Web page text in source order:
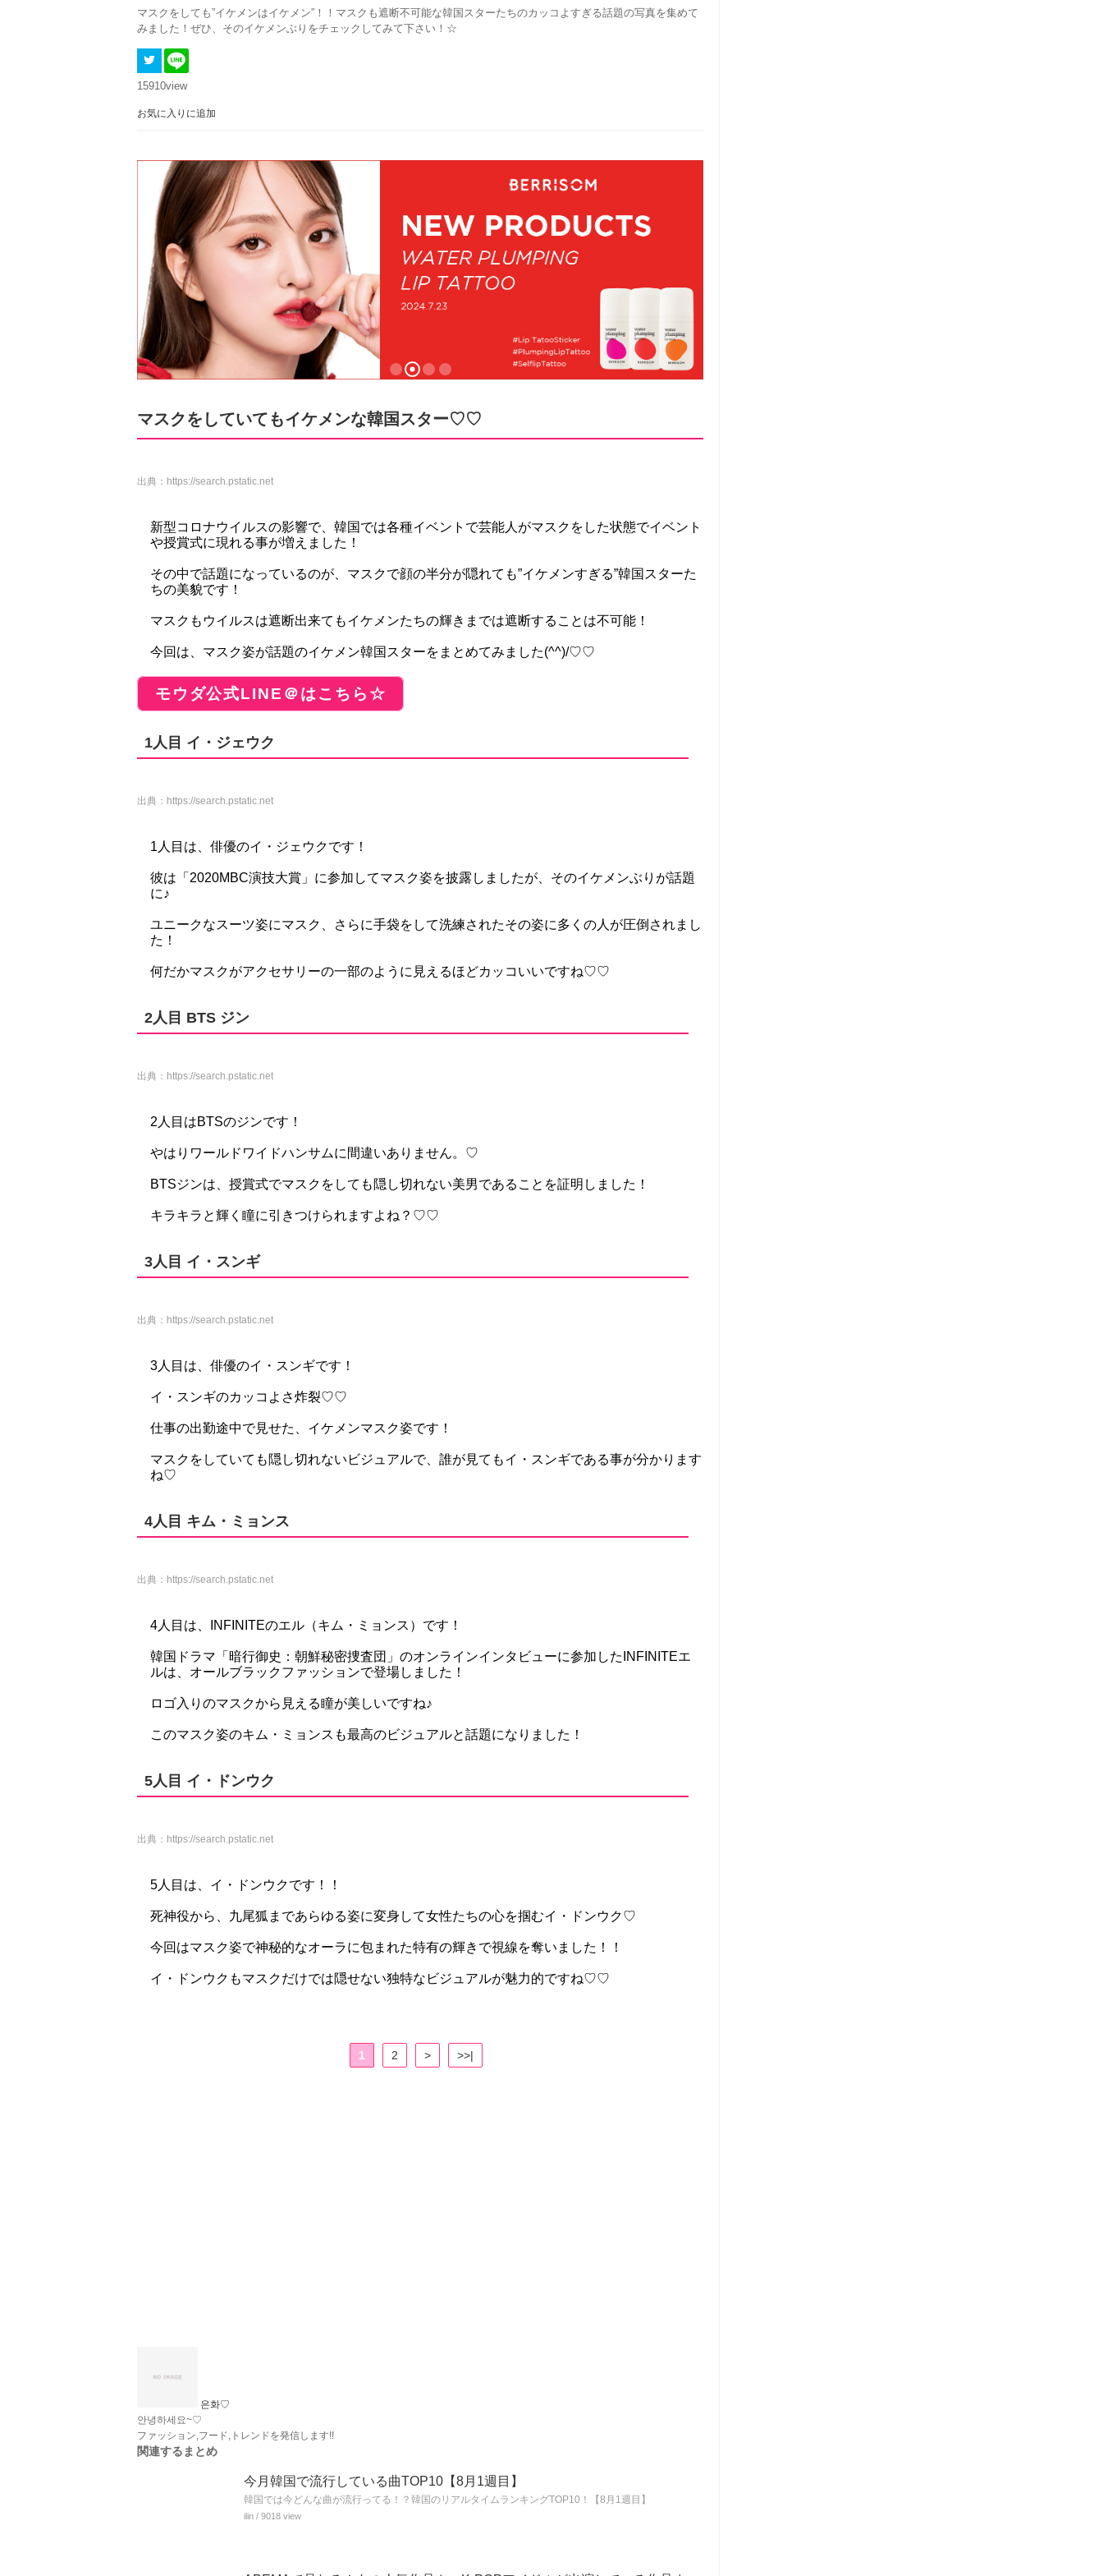
マスクをしても”イケメンはイケメン”！！マスクも遮断不可能な韓国スターたちのカッコよすぎる話題の写真を集めて
みました！ぜひ、そのイケメンぶりをチェックしてみて下さい！☆
15910view
お気に入りに追加
マスクをしていてもイケメンな韓国スター♡♡
出典： https://search.pstatic.net
新型コロナウイルスの影響で、韓国では各種イベントで芸能人がマスクをした状態でイベント
や授賞式に現れる事が増えました！
その中で話題になっているのが、マスクで顔の半分が隠れても”イケメンすぎる”韓国スターた
ちの美貌です！
マスクもウイルスは遮断出来てもイケメンたちの輝きまでは遮断することは不可能！
今回は、マスク姿が話題のイケメン韓国スターをまとめてみました(^^)/♡♡
モウダ公式LINE＠はこちら☆
1人目 イ・ジェウク
出典： https://search.pstatic.net
1人目は、俳優のイ・ジェウクです！
彼は「2020MBC演技大賞」に参加してマスク姿を披露しましたが、そのイケメンぶりが話題
に♪
ユニークなスーツ姿にマスク、さらに手袋をして洗練されたその姿に多くの人が圧倒されまし
た！
何だかマスクがアクセサリーの一部のように見えるほどカッコいいですね♡♡
2人目 BTS ジン
出典： https://search.pstatic.net
2人目はBTSのジンです！
やはりワールドワイドハンサムに間違いありません。♡
BTSジンは、授賞式でマスクをしても隠し切れない美男であることを証明しました！
キラキラと輝く瞳に引きつけられますよね？♡♡
3人目 イ・スンギ
出典： https://search.pstatic.net
3人目は、俳優のイ・スンギです！
イ・スンギのカッコよさ炸裂♡♡
仕事の出勤途中で見せた、イケメンマスク姿です！
マスクをしていても隠し切れないビジュアルで、誰が見てもイ・スンギである事が分かります
ね♡
4人目 キム・ミョンス
出典： https://search.pstatic.net
4人目は、INFINITEのエル（キム・ミョンス）です！
韓国ドラマ「暗行御史：朝鮮秘密捜査団」のオンラインインタビューに参加したINFINITEエ
ルは、オールブラックファッションで登場しました！
ロゴ入りのマスクから見える瞳が美しいですね♪
このマスク姿のキム・ミョンスも最高のビジュアルと話題になりました！
5人目 イ・ドンウク
出典： https://search.pstatic.net
5人目は、イ・ドンウクです！！
死神役から、九尾狐まであらゆる姿に変身して女性たちの心を掴むイ・ドンウク♡
今回はマスク姿で神秘的なオーラに包まれた特有の輝きで視線を奪いました！！
イ・ドンウクもマスクだけでは隠せない独特なビジュアルが魅力的ですね♡♡
1 2 > >>|
은화♡
안녕하세요~♡
ファッション,フード,トレンドを発信します!!
関連するまとめ
今月韓国で流行している曲TOP10【8月1週目】
韓国では今どんな曲が流行ってる！？韓国のリアルタイムランキングTOP10！【8月1週目】
ilin / 9018 view